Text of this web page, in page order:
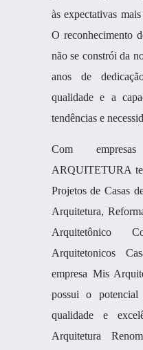
às expectativas
O reconhecimento
não se constrói da
anos de
qualidade e a
tendências e
Com
ARQUITETURA
Projetos de Casas
Arquitetura,
Arquitetônico
Arquitetonicos
empresa Mis
possui o potencial
qualidade e
Arquitetura